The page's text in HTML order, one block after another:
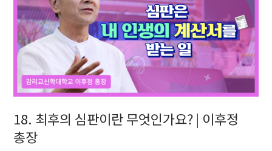
18. 최후의 심판이란 무엇인가요? | 이후정
총장